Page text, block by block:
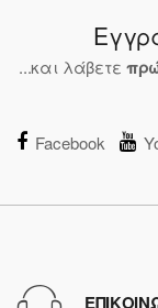
...και λάβετε
Facebook